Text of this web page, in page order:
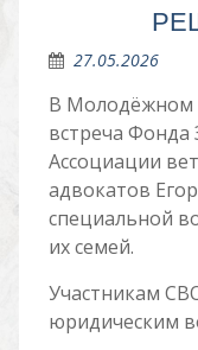
27.05.2026
В Молодёжном
встреча Фонда
Ассоциации
адвокатов
специальной
их семей.
Участникам
юридическим